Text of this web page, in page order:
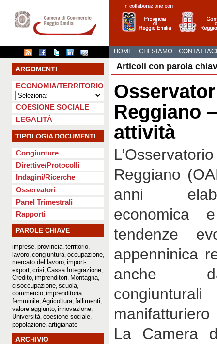
HOME CHI SIAMO CONTATTACI
ARGOMENTI
ECONOMIA/TERRITORIO
COESIONE SOCIALE
LEGALITÀ
TIPOLOGIA DOCUMENTI
Congiunture
Direttive/Protocolli
Indagini/Ricerche
Osservatori
Panel Trimestrali
Rapporti
PAROLE CHIAVE
imprese provincia territorio
lavoro congiuntura occupazione
mercato del lavoro import-
export crisi Cassa Integrazione
Credito imprenditori Montagna
disoccupazione scuola
commercio imprenditoria
femminile Agricoltura fallimenti
valore aggiunto innovazione
Università coesione sociale
popolazione artigianato
ARCHIVIO
Articoli con parola
Reggiano
attività
Reggiano
anni
economica
tendenze
appenninica
anche
La Camera